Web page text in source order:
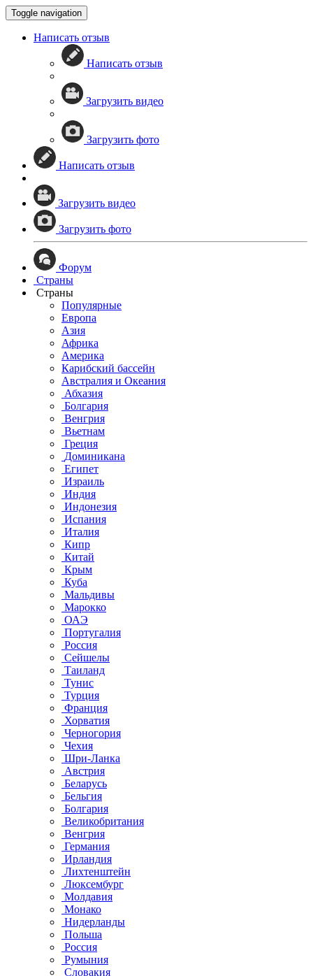
Toggle navigation
Написать отзыв
Написать отзыв
Загрузить видео
Загрузить фото
Написать отзыв
Загрузить видео
Загрузить фото
Форум
Страны
Страны
Популярные
Европа
Азия
Африка
Америка
Карибский бассейн
Австралия и Океания
Абхазия
Болгария
Венгрия
Вьетнам
Греция
Доминикана
Египет
Израиль
Индия
Индонезия
Испания
Италия
Кипр
Китай
Крым
Куба
Мальдивы
Марокко
ОАЭ
Португалия
Россия
Сейшелы
Таиланд
Тунис
Турция
Франция
Хорватия
Черногория
Чехия
Шри-Ланка
Австрия
Беларусь
Бельгия
Болгария
Великобритания
Венгрия
Германия
Ирландия
Лихтенштейн
Люксембург
Молдавия
Монако
Нидерланды
Польша
Россия
Румыния
Словакия